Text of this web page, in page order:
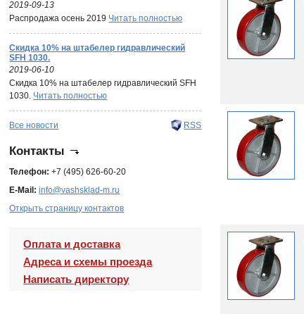
2019-09-13
Распродажа осень 2019 Читать полностью
Скидка 10% на штабелер гидравлический
SFH 1030.
2019-06-10
Скидка 10% на штабелер гидравлический SFH
1030. Читать полностью
Все новости RSS
Контакты
Телефон: +7 (495) 626-60-20
E-Mail: info@vashsklad-m.ru
Открыть страницу контактов
Оплата и доставка
Адреса и схемы проезда
Написать директору